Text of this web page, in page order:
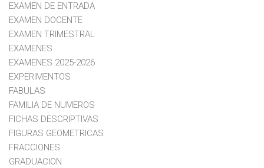
EXAMEN DE ENTRADA
EXAMEN DOCENTE
EXAMEN TRIMESTRAL
EXAMENES
EXAMENES 2025-2026
EXPERIMENTOS
FABULAS
FAMILIA DE NUMEROS
FICHAS DESCRIPTIVAS
FIGURAS GEOMETRICAS
FRACCIONES
GRADUACION